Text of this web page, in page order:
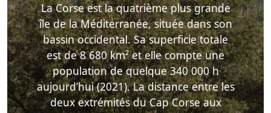
La Corse est la quatrième plus grande
île de la Méditerranée, située dans son
bassin occidental. Sa superficie totale
est de 8 680 km² et elle compte une
population de quelque 340 000 h
aujourd’hui (2021). La distance entre les
deux extrémités du Cap Corse aux